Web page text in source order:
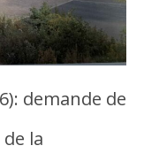
demande de
la